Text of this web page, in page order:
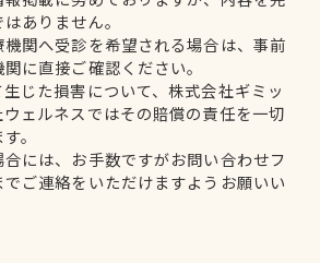
ありません。
関へ受診を希望される場合は、事前
に直接ご確認ください。
じた損害について、株式会社ギミッ
ェルネスではその賠償の責任を一切
。
には、お手数ですがお問い合わせフ
ご連絡をいただけますようお願いい